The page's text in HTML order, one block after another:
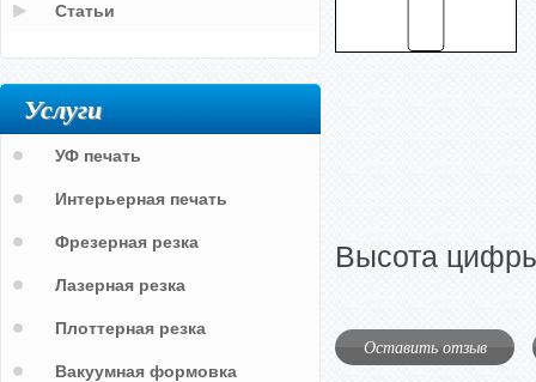
Высота
Оставить отзыв
Статьи
Услуги
УФ печать
Интерьерная печать
Фрезерная резка
Лазерная резка
Плоттерная резка
Вакуумная формовка